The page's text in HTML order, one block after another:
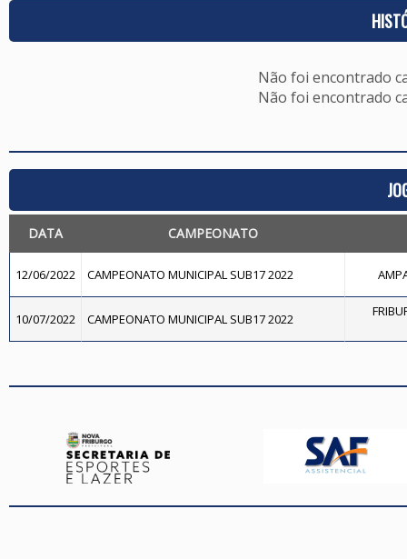
Não foi encontrado
Não foi encontrado
DATA CAMPEONATO
12/06/2022 CAMPEONATO MUNICIPAL SUB17 2022
10/07/2022 CAMPEONATO MUNICIPAL SUB17 2022